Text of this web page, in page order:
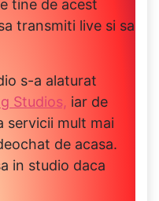
tine de acest
transmiti live si sa
s-a alaturat
Studios, iar de
servicii mult mai
de acasa.
in studio daca